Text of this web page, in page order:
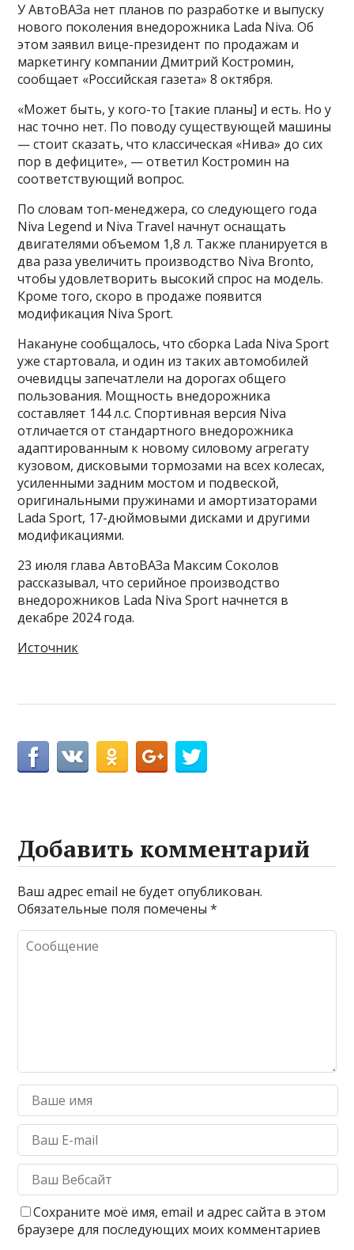
У АвтоВАЗа нет планов по разработке и выпуску
нового поколения внедорожника Lada Niva. Об
этом заявил вице-президент по продажам и
маркетингу компании Дмитрий Костромин,
сообщает «Российская газета» 8 октября.
«Может быть, у кого-то [такие планы] и есть. Но у
нас точно нет. По поводу существующей машины
— стоит сказать, что классическая «Нива» до сих
пор в дефиците», — ответил Костромин на
соответствующий вопрос.
По словам топ-менеджера, со следующего года
Niva Legend и Niva Travel начнут оснащать
двигателями объемом 1,8 л. Также планируется в
два раза увеличить производство Niva Bronto,
чтобы удовлетворить высокий спрос на модель.
Кроме того, скоро в продаже появится
модификация Niva Sport.
Накануне сообщалось, что сборка Lada Niva Sport
уже стартовала, и один из таких автомобилей
очевидцы запечатлели на дорогах общего
пользования. Мощность внедорожника
составляет 144 л.с. Спортивная версия Niva
отличается от стандартного внедорожника
адаптированным к новому силовому агрегату
кузовом, дисковыми тормозами на всех колесах,
усиленными задним мостом и подвеской,
оригинальными пружинами и амортизаторами
Lada Sport, 17-дюймовыми дисками и другими
модификациями.
23 июля глава АвтоВАЗа Максим Соколов
рассказывал, что серийное производство
внедорожников Lada Niva Sport начнется в
декабре 2024 года.
Источник
Добавить комментарий
Ваш адрес email не будет опубликован.
Обязательные поля помечены*
Сохраните моё имя, email и адрес сайта в этом
браузере для последующих моих комментариев